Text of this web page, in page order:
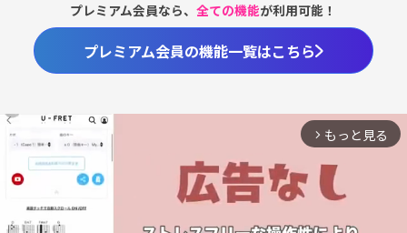
プレミアム会員なら、全ての機能が利用可能！
プレミアム会員の機能一覧はこちら
arrow_forward_ios もっと見る